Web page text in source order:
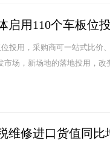
启用110个车板位
投用，采购商可一站式比价
场，新场地的落地投用，
维修进口货值同比